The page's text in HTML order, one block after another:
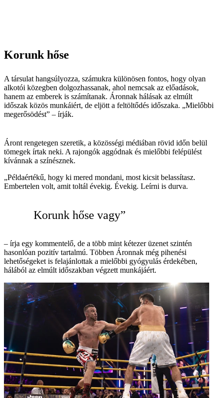
Korunk hőse
A társulat hangsúlyozza, számukra különösen fontos, hogy olyan
alkotói közegben dolgozhassanak, ahol nemcsak az előadások,
hanem az emberek is számítanak. Áronnak hálásak az elmúlt
időszak közös munkáiért, de eljött a feltöltődés időszaka. „Mielőbbi
megerősödést” – írják.
Áront rengetegen szeretik, a közösségi médiában rövid időn belül
tömegek írtak neki. A rajongók aggódnak és mielőbbi felépülést
kívánnak a színésznek.
„Példaértékű, hogy ki mered mondani, most kicsit belassítasz.
Embertelen volt, amit toltál évekig. Évekig. Leírni is durva.
Korunk hőse vagy”
– írja egy kommentelő, de a több mint kétezer üzenet szintén
hasonlóan pozitív tartalmú. Többen Áronnak még pihenési
lehetőségeket is felajánlottak a mielőbbi gyógyulás érdekében,
hálából az elmúlt időszakban végzett munkájáért.